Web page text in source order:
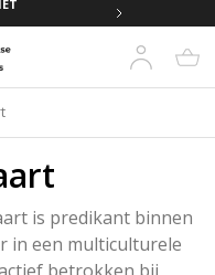
is predikant binnen
in een multiculturele